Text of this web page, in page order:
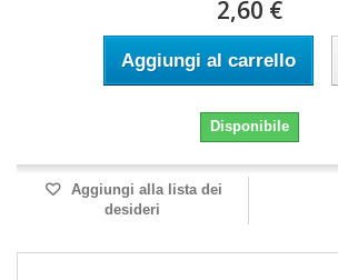
2,60 €
Aggiungi al carrello
Disponibile
Aggiungi alla lista dei
desideri